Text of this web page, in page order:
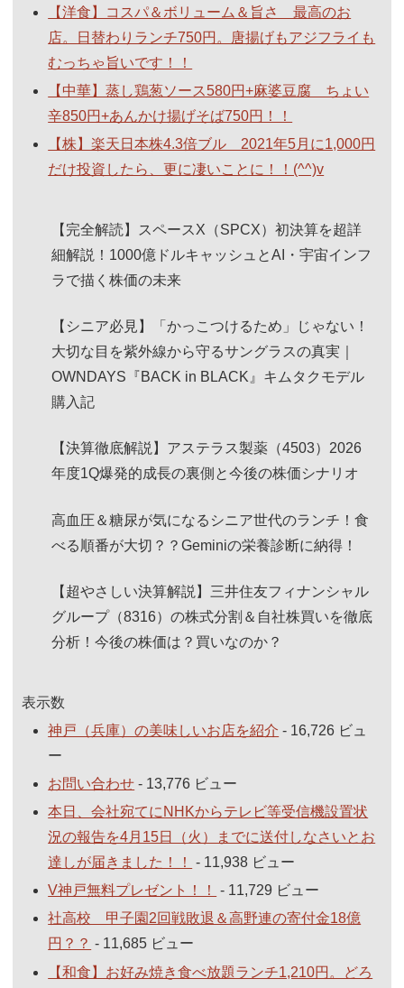
【洋食】コスパ＆ボリューム＆旨さ 最高のお
店。日替わりランチ750円。唐揚げもアジフライも
むっちゃ旨いです！！
【中華】蒸し鶏葱ソース580円+麻婆豆腐 ちょい
辛850円+あんかけ揚げそば750円！！
【株】楽天日本株4.3倍ブル 2021年5月に1,000円
だけ投資したら、更に凄いことに！！(^^)v
【完全解読】スペースX（SPCX）初決算を超詳
細解説！1000億ドルキャッシュとAI・宇宙インフ
ラで描く株価の未来
【シニア必見】「かっこつけるため」じゃない！
大切な目を紫外線から守るサングラスの真実｜
OWNDAYS『BACK in BLACK』キムタクモデル
購入記
【決算徹底解説】アステラス製薬（4503）2026
年度1Q爆発的成長の裏側と今後の株価シナリオ
高血圧＆糖尿が気になるシニア世代のランチ！食
べる順番が大切？？Geminiの栄養診断に納得！
【超やさしい決算解説】三井住友フィナンシャル
グループ（8316）の株式分割＆自社株買いを徹底
分析！今後の株価は？買いなのか？
表示数
神戸（兵庫）の美味しいお店を紹介 - 16,726 ビュ
ー
お問い合わせ - 13,776 ビュー
本日、会社宛てにNHKからテレビ等受信機設置状
況の報告を4月15日（火）までに送付しなさいとお
達しが届きました！！
- 11,938 ビュー
V神戸無料プレゼント！！
- 11,729 ビュー
社高校 甲子園2回戦敗退＆高野連の寄付金18億
円？？ - 11,685 ビュー
【和食】お好み焼き食べ放題ランチ1,210円。どろ